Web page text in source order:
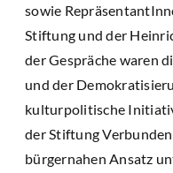
sowie
Stiftung und der
der Gespräche waren
und der
kulturpolitische
der Stiftung
bürgernahen Ansatz